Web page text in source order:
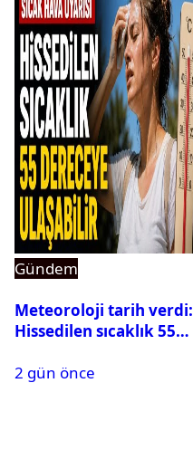
Gündem
Meteoroloji tarih verdi:
Hissedilen sıcaklık 55
2 gün önce